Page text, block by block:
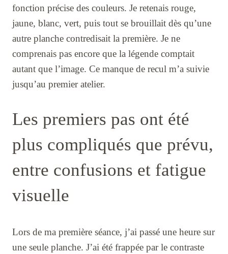
fonction précise des couleurs. Je retenais rouge,
jaune, blanc, vert, puis tout se brouillait dès qu’une
autre planche contredisait la première. Je ne
comprenais pas encore que la légende comptait
autant que l’image. Ce manque de recul m’a suivie
jusqu’au premier atelier.
Les premiers pas ont été
plus compliqués que prévu,
entre confusions et fatigue
visuelle
Lors de ma première séance, j’ai passé une heure sur
une seule planche. J’ai été frappée par le contraste